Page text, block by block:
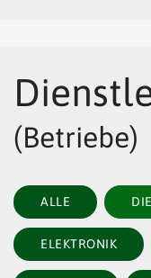
(Betriebe)
ALLE
ELEKTRONIK